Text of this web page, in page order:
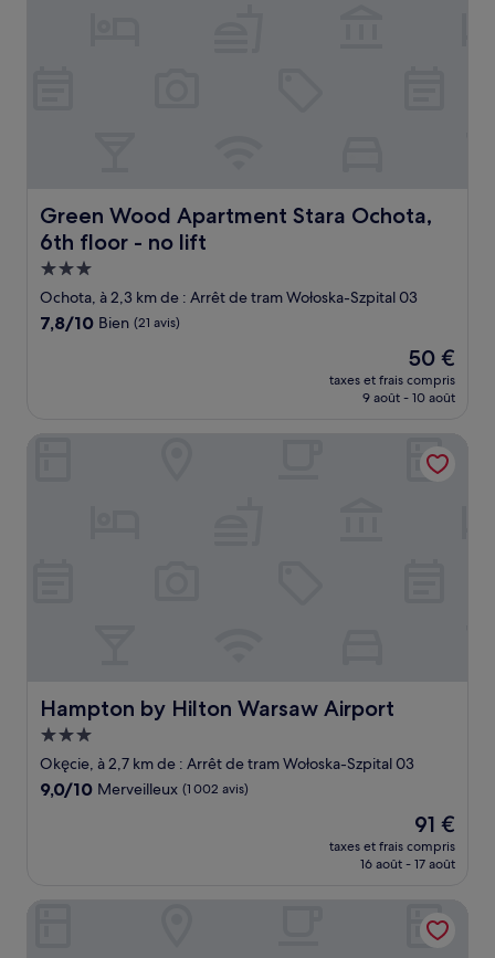
Green Wood Apartment Stara Ochota,
6th floor - no lift
Green Wood Apartment Stara Ochota, 6th floor - no lift
Hébergement
3.0 étoiles
Ochota, à 2,3 km de : Arrêt de tram Wołoska-Szpital 03
7.8
7,8/10 Bien (21 avis)
Le
nouveau
prix
de
50 €
50 €
taxes et frais compris
9 août - 10 août
Hampton by Hilton Warsaw Airport
Hampton by Hilton Warsaw Airport
Hébergement
3.0 étoiles
Okęcie, à 2,7 km de : Arrêt de tram Wołoska-Szpital 03
9.0
9,0/10 Merveilleux (1 002 avis)
Le
nouveau
prix
de
91 €
91 €
taxes et frais compris
16 août - 17 août